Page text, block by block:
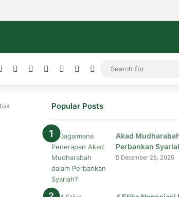
YouTubeWordPress
InstagramMediumTelegram
TikTokWhatsApp
Popular Posts
Akad
Perbankan
December 26, 2025